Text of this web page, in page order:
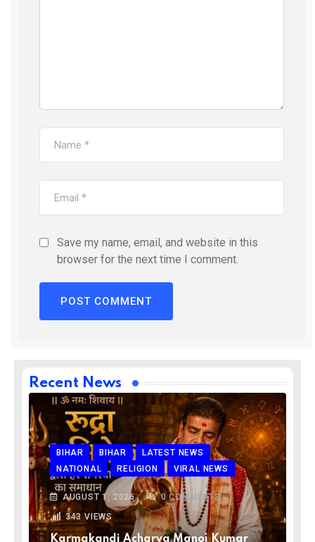
Save my name, email, and website in this
browser for the next time I comment.
Recent News
BIHAR BIHAR
LATEST NEWS
NATIONAL
RELIGION VIRAL NEWS
AUGUST 1, 2026 0COMMENTS
343VIEWS
Karmakandi Acharya Manoj Kumar